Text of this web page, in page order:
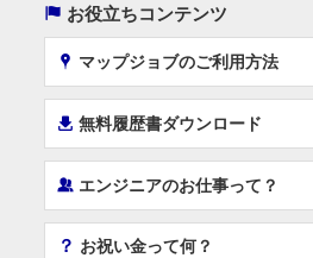
( お役立ちコンテンツ
x マップジョブのご利用方法
í 無料履歴書ダウンロード
‰エンジニアのお仕事って？
？ お祝い金って何？